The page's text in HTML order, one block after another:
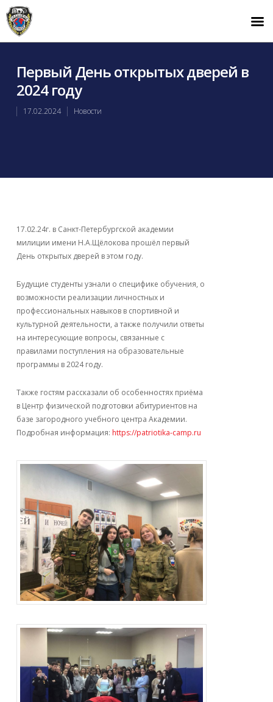
Первый День открытых дверей в
2024 году
17.02.2024 Новости
17.02.24г. в Санкт-Петербургской академии
милиции имени Н.А.Щёлокова прошёл первый
День открытых дверей в этом году.
Будущие студенты узнали о специфике обучения, о
возможности реализации личностных и
профессиональных навыков в спортивной и
культурной деятельности, а также получили ответы
на интересующие вопросы, связанные с
правилами поступления на образовательные
программы в 2024 году.
Также гостям рассказали об особенностях приёма
в Центр физической подготовки абитуриентов на
базе загородного учебного центра Академии.
Подробная информация: https://patriotika-camp.ru